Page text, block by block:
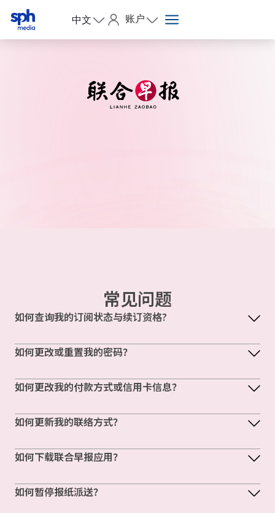
中文 账户
常见问题
如何查询我的订阅状态与续订资格?
如何更改或重置我的密码？
如何更改我的付款方式或信用卡信息？
如何更新我的联络方式？
如何下载联合早报应用？
如何暂停报纸派送？